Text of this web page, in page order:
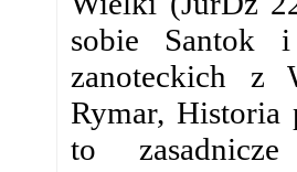
sobie Santok
zanoteckich z
Rymar, Historia
to